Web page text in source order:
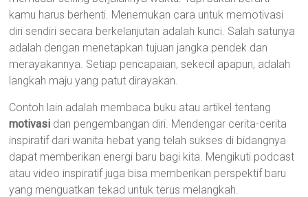
kamu harus berhenti. Menemukan cara untuk memotivasi
diri sendiri secara berkelanjutan adalah kunci. Salah satunya
adalah dengan menetapkan tujuan jangka pendek dan
merayakannya. Setiap pencapaian, sekecil apapun, adalah
langkah maju yang patut dirayakan.
Contoh lain adalah membaca buku atau artikel tentang
motivasi dan pengembangan diri. Mendengar cerita-cerita
inspiratif dari wanita hebat yang telah sukses di bidangnya
dapat memberikan energi baru bagi kita. Mengikuti podcast
atau video inspiratif juga bisa memberikan perspektif baru
yang menguatkan tekad untuk terus melangkah.